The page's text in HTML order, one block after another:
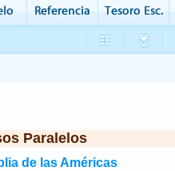
Paralelos
de las Américas